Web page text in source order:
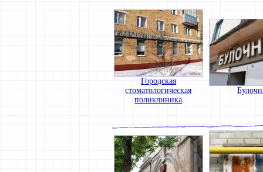
Городская
стоматологическая
поликлиника